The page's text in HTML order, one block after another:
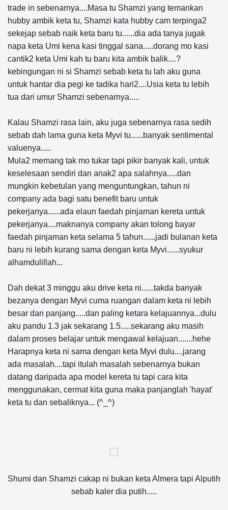
trade in sebenarnya....Masa tu Shamzi yang temankan
hubby ambik keta tu, Shamzi kata hubby cam terpinga2
sekejap sebab naik keta baru tu......dia ada tanya jugak
napa keta Umi kena kasi tinggal sana.....dorang mo kasi
cantik2 keta Umi kah tu baru kita ambik balik....?
kebingungan ni si Shamzi sebab keta tu lah aku guna
untuk hantar dia pegi ke tadika hari2....Usia keta tu lebih
tua dari umur Shamzi sebenarnya.....
Kalau Shamzi rasa lain, aku juga sebenarnya rasa sedih
sebab dah lama guna keta Myvi tu......banyak sentimental
valuenya.....
Mula2 memang tak mo tukar tapi pikir banyak kali, untuk
keselesaan sendiri dan anak2 apa salahnya.....dan
mungkin kebetulan yang menguntungkan, tahun ni
company ada bagi satu benefit baru untuk
pekerjanya......ada elaun faedah pinjaman kereta untuk
pekerjanya....maknanya company akan tolong bayar
faedah pinjaman keta selama 5 tahun......jadi bulanan keta
baru ni lebih kurang sama dengan keta Myvi......syukur
alhamdulillah...
Dah dekat 3 minggu aku drive keta ni......takda banyak
bezanya dengan Myvi cuma ruangan dalam keta ni lebih
besar dan panjang.....dan paling ketara kelajuannya...dulu
aku pandu 1.3 jak sekarang 1.5.....sekarang aku masih
dalam proses belajar untuk mengawal kelajuan.......hehe
Harapnya keta ni sama dengan keta Myvi dulu....jarang
ada masalah....tapi itulah masalah sebenarnya bukan
datang daripada apa model kereta tu tapi cara kita
menggunakan, cermat kita guna maka panjanglah 'hayat'
keta tu dan sebaliknya... (^_^)
Shumi dan Shamzi cakap ni bukan keta Almera tapi Alputih
sebab kaler dia putih.....